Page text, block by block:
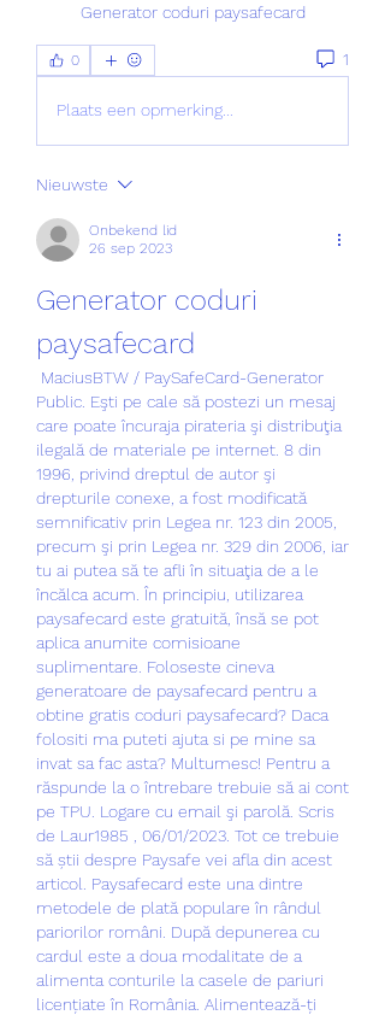
Generator coduri paysafecard
0 1
Plaats een opmerking...
Nieuwste
Onbekend lid
26 sep 2023
Generator coduri
paysafecard
Public. Eşti pe cale să postezi un mesaj
care poate încuraja pirateria şi distribuţia
ilegală de materiale pe internet. 8 din
1996, privind dreptul de autor şi
drepturile conexe, a fost modificată
semnificativ prin Legea nr. 123 din 2005,
precum şi prin Legea nr. 329 din 2006, iar
tu ai putea să te afli în situaţia de a le
încălca acum. În principiu, utilizarea
paysafecard este gratuită, însă se pot
aplica anumite comisioane
suplimentare. Foloseste cineva
generatoare de paysafecard pentru a
obtine gratis coduri paysafecard? Daca
folositi ma puteti ajuta si pe mine sa
invat sa fac asta? Multumesc! Pentru a
răspunde la o întrebare trebuie să ai cont
pe TPU. Logare cu email şi parolă. Scris
de Laur1985 , 06/01/2023. Tot ce trebuie
să știi despre Paysafe vei afla din acest
articol. Paysafecard este una dintre
metodele de plată populare în rândul
pariorilor români. După depunerea cu
cardul este a doua modalitate de a
alimenta conturile la casele de pariuri
licențiate în România. Alimentează-ți